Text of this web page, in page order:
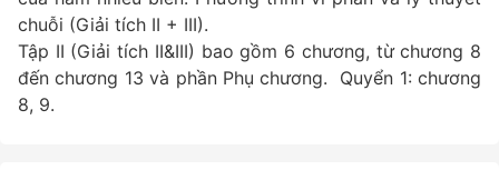
chuỗi (Giải tích II + III).
Tập II (Giải tích II&III) bao gồm 6 chương, từ chương 8
đến chương 13 và phần Phụ chương. Quyển 1: chương
8, 9.